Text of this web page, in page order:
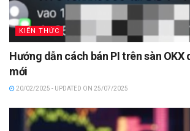
KIẾN THỨC
Hướng dẫn cách bán PI trên sàn OKX
mới
20/02/2025 - UPDATED ON 25/07/2025